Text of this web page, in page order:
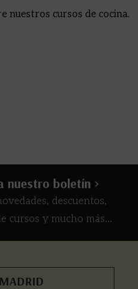
nuestros cursos de cocina.
nuestro boletín >
descuentos,
cursos y mucho más...